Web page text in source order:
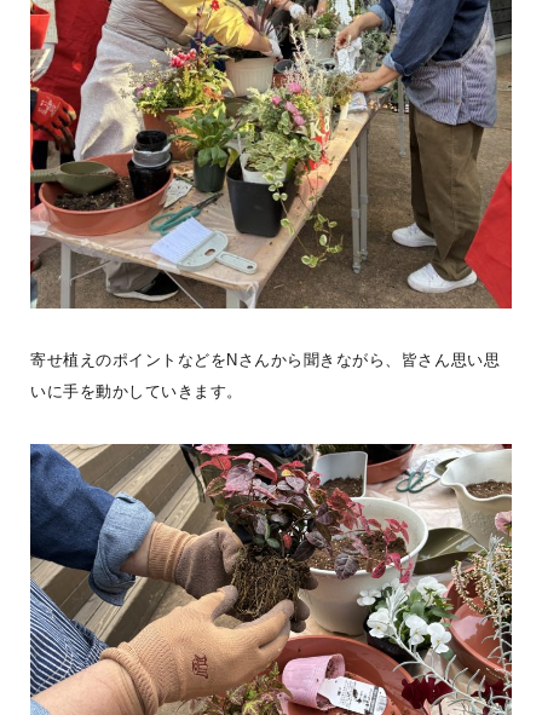
《BESS藤沢 ユーザー暮らし紹介》小田原市にWONDER DEVICE
介され ...続きを読む
シェア
2026年08月08日
BESS藤沢
神奈川県藤沢市
fujisawa.bess.jp
寄せ植えのポイントなどをNさんから聞きながら、皆さん思い思
いに手を動かしていきます。